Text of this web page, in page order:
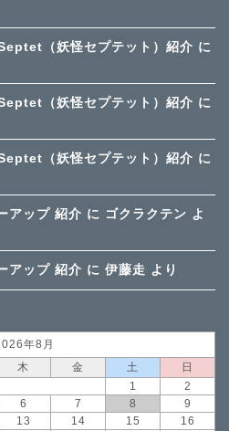
（妖怪セプテット）紹介 に
（妖怪セプテット）紹介 に
（妖怪セプテット）紹介 に
アップ 紹介 に ゴクラクテン よ
アップ 紹介 に 伊藤走 より
年8月
木 金 土
日
1
2
6 7 8
9
13 14 15
16